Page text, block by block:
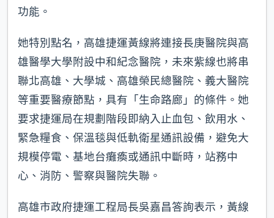
功能。
她特別點名，高雄捷運黃線將連接長庚醫院與高
雄醫學大學附設中和紀念醫院，未來紫線也將串
聯北高雄、大學城、高雄榮民總醫院、義大醫院
等重要醫療節點，具有「生命路廊」的條件。她
要求捷運局在規劃階段即納入止血包、飲用水、
緊急糧食、保溫毯與低軌衛星通訊設備，避免大
規模停電、基地台癱瘓或通訊中斷時，站務中
心、消防、警察與醫院失聯。
高雄市政府捷運工程局長吳嘉昌答詢表示，黃線